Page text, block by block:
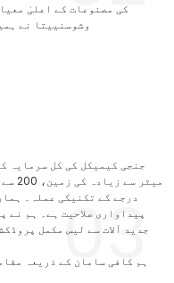
وشوسنییتا نے
03
پیداواری صلاحیت ہے۔ ہم
جدید آلات سے لیس مکمل
ہم کافی سامان کے ذریعہ